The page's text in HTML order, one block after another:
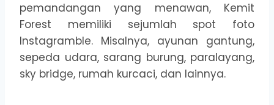
pemandangan yang menawan, Kemit
Forest memiliki sejumlah spot foto
Instagramble. Misalnya, ayunan gantung,
sepeda udara, sarang burung, paralayang,
sky bridge, rumah kurcaci, dan lainnya.